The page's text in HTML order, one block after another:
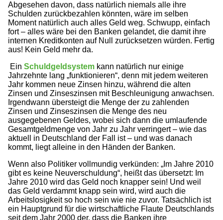
Abgesehen davon, dass natürlich niemals alle ihre
Schulden zurückbezahlen könnten, wäre im selben
Moment natürlich auch alles Geld weg. Schwupp, einfach
fort – alles wäre bei den Banken gelandet, die damit ihre
internen Kreditkonten auf Null zurücksetzen würden. Fertig
aus! Kein Geld mehr da.
Ein Schuldgeldsystem kann natürlich nur einige
Jahrzehnte lang „funktionieren“, denn mit jedem weiteren
Jahr kommen neue Zinsen hinzu, während die alten
Zinsen und Zinseszinsen mit Beschleunigung anwachsen.
Irgendwann übersteigt die Menge der zu zahlenden
Zinsen und Zinseszinsen die Menge des neu
ausgegebenen Geldes, wobei sich dann die umlaufende
Gesamtgeldmenge von Jahr zu Jahr verringert – wie das
aktuell in Deutschland der Fall ist – und was danach
kommt, liegt alleine in den Händen der Banken.
Wenn also Politiker vollmundig verkünden: „Im Jahre 2010
gibt es keine Neuverschuldung“, heißt das übersetzt: Im
Jahre 2010 wird das Geld noch knapper sein! Und weil
das Geld verdammt knapp sein wird, wird auch die
Arbeitslosigkeit so hoch sein wie nie zuvor. Tatsächlich ist
ein Hauptgrund für die wirtschaftliche Flaute Deutschlands
seit dem Jahr 2000 der, dass die Banken ihre